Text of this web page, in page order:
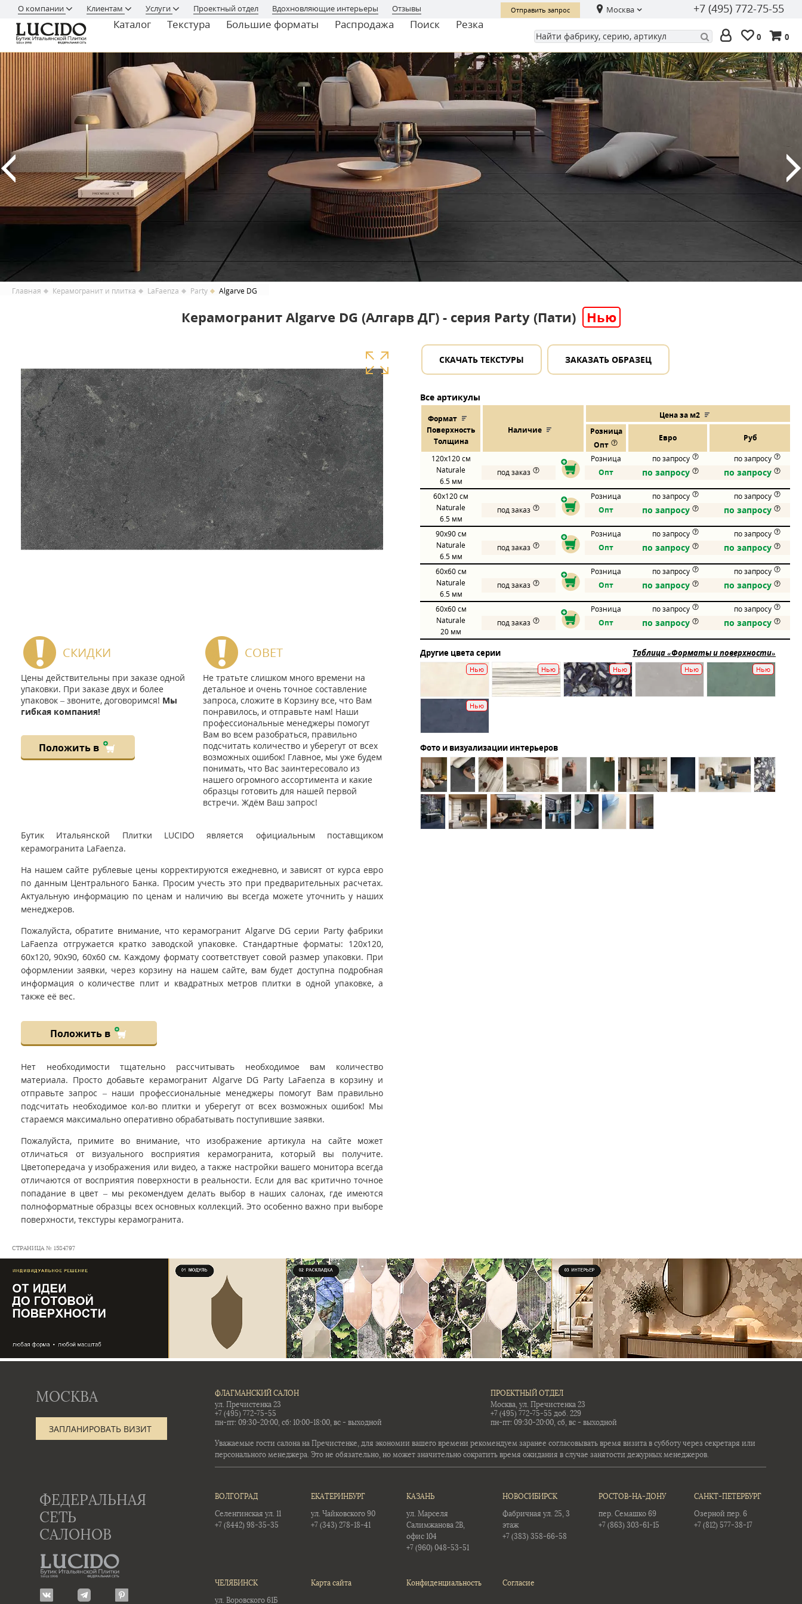
О компании Клиентам Услуги Проектный отдел Вдохновляющие интерьеры Отзывы Отправить запрос Москва +7 (495) 772-75-55
Каталог Текстура Большие форматы Распродажа Поиск Резка
0 0
Главная Керамогранит и плитка LaFaenza Party Algarve DG
Керамогранит Algarve DG (Алгарв ДГ) - серия Party (Пати) Нью
СКИДКИ
Цены действительны при заказе одной
упаковки. При заказе двух и более
упаковок – звоните, договоримся! Мы
гибкая компания!
Положить в
СОВЕТ
Не тратьте слишком много времени на
детальное и очень точное составление
запроса, сложите в Корзину все, что Вам
понравилось, и отправьте нам! Наши
профессиональные менеджеры помогут
Вам во всем разобраться, правильно
подсчитать количество и уберегут от всех
возможных ошибок! Главное, мы уже будем
понимать, что Вас заинтересовало из
нашего огромного ассортимента и какие
образцы готовить для нашей первой
встречи. Ждём Ваш запрос!
Бутик Итальянской Плитки LUCIDO является официальным поставщиком
керамогранита LaFaenza.
На нашем сайте рублевые цены корректируются ежедневно, и зависят от курса евро
по данным Центрального Банка. Просим учесть это при предварительных расчетах.
Актуальную информацию по ценам и наличию вы всегда можете уточнить у наших
менеджеров.
Пожалуйста, обратите внимание, что керамогранит Algarve DG серии Party фабрики
LaFaenza отгружается кратко заводской упаковке. Стандартные форматы: 120x120,
60x120, 90x90, 60x60 см. Каждому формату соответствует совой размер упаковки. При
оформлении заявки, через корзину на нашем сайте, вам будет доступна подробная
информация о количестве плит и квадратных метров плитки в одной упаковке, а
также её вес.
Положить в
Нет необходимости тщательно рассчитывать необходимое вам количество
материала. Просто добавьте керамогранит Algarve DG Party LaFaenza в корзину и
отправьте запрос – наши профессиональные менеджеры помогут Вам правильно
подсчитать необходимое кол-во плитки и уберегут от всех возможных ошибок! Мы
стараемся максимально оперативно обрабатывать поступившие заявки.
Пожалуйста, примите во внимание, что изображение артикула на сайте может
отличаться от визуального восприятия керамогранита, который вы получите.
Цветопередача у изображения или видео, а также настройки вашего монитора всегда
отличаются от восприятия поверхности в реальности. Если для вас критично точное
попадание в цвет – мы рекомендуем делать выбор в наших салонах, где имеются
полноформатные образцы всех основных коллекций. Это особенно важно при выборе
поверхности, текстуры керамогранита.
СКАЧАТЬ ТЕКСТУРЫ ЗАКАЗАТЬ ОБРАЗЕЦ
Все артикулы
Формат
Поверхность
Толщина
Наличие
Цена за м2
Розница
Евро Руб
Опт
120x120см
Naturale
6.5 мм
Розница по запросу
по запросу
под заказ
Опт по запросу по запросу
60x120см
Naturale
6.5 мм
Розница по запросу
по запросу
под заказ
Опт по запросу по запросу
90x90см
Naturale
6.5 мм
Розница по запросу
по запросу
под заказ
Опт по запросу по запросу
60x60см
Naturale
6.5 мм
Розница по запросу
по запросу
под заказ
Опт по запросу по запросу
60x60см
Naturale
20 мм
Розница по запросу
по запросу
под заказ
Опт по запросу по запросу
Другие цвета серии Таблица «Форматы и поверхности»
Нью Нью Нью Нью Нью
Нью
Фото и визуализации интерьеров
СТРАНИЦА № 1584797
МОСКВА
ЗАПЛАНИРОВАТЬ ВИЗИТ
ФЛАГМАНСКИЙ САЛОН
ул. Пречистенка 23
+7 (495) 772-75-55
пн-пт: 09:30-20:00, сб: 10:00-18:00, вс - выходной
ПРОЕКТНЫЙ ОТДЕЛ
Москва, ул. Пречистенка 23
+7 (495) 772-75-55 доб. 229
пн-пт: 09:30-20:00, сб, вс - выходной
Уважаемые гости салона на Пречистенке, для экономии вашего времени рекомендуем заранее согласовывать время визита в субботу через секретаря или
персонального менеджера. Это не обязательно, но может значительно сократить время ожидания в случае занятости дежурных менеджеров.
ФЕДЕРАЛЬНАЯ
СЕТЬ
САЛОНОВ
ВОЛГОГРАД
Селенгинская ул. 11
+7 (8442) 98-35-35
ЕКАТЕРИНБУРГ
ул. Чайковского 90
+7 (343) 278-18-41
КАЗАНЬ
ул. Марселя
Салимжанова 2В,
офис 104
+7 (960) 048-53-51
НОВОСИБИРСК
Фабричная ул. 25, 3
этаж
+7 (383) 358-66-58
РОСТОВ-НА-ДОНУ
пер. Семашко 69
+7 (863) 303-61-15
САНКТ-ПЕТЕРБУРГ
Озерной пер. 6
+7 (812) 577-38-17
ЧЕЛЯБИНСК
ул. Воровского 61Б
Карта сайта Конфиденциальность Согласие